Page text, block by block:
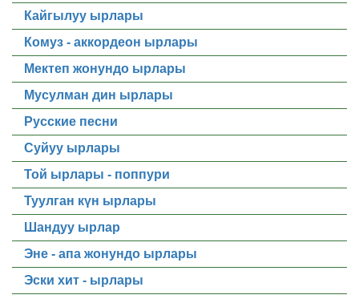
Кайгылуу ырлары
Комуз - аккордеон ырлары
Мектеп жонундо ырлары
Мусулман дин ырлары
Русские песни
Суйуу ырлары
Той ырлары - поппури
Туулган күн ырлары
Шандуу ырлар
Эне - апа жонундо ырлары
Эски хит - ырлары